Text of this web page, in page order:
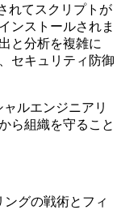
れてスクリプトが
ンストールされま
と分析を複雑に
セキュリティ防御
ルエンジニアリ
ら組織を守ること
グの戦術とフィ